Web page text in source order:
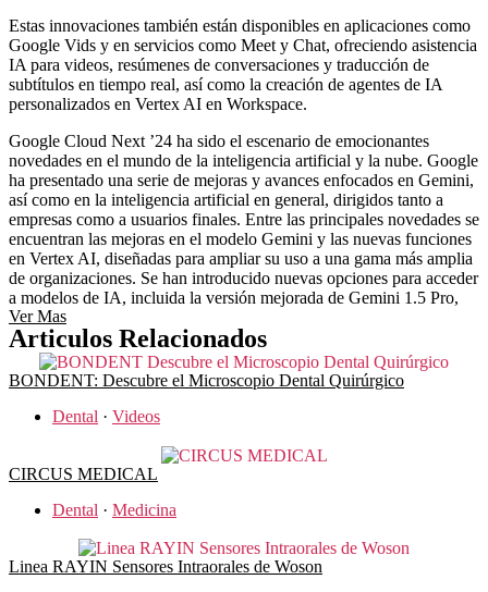
Estas innovaciones también están disponibles en aplicaciones como
Google Vids y en servicios como Meet y Chat, ofreciendo asistencia
IA para videos, resúmenes de conversaciones y traducción de
subtítulos en tiempo real, así como la creación de agentes de IA
personalizados en Vertex AI en Workspace.
Google Cloud Next ’24 ha sido el escenario de emocionantes
novedades en el mundo de la inteligencia artificial y la nube. Google
ha presentado una serie de mejoras y avances enfocados en Gemini,
así como en la inteligencia artificial en general, dirigidos tanto a
empresas como a usuarios finales. Entre las principales novedades se
encuentran las mejoras en el modelo Gemini y las nuevas funciones
en Vertex AI, diseñadas para ampliar su uso a una gama más amplia
de organizaciones. Se han introducido nuevas opciones para acceder
a modelos de IA, incluida la versión mejorada de Gemini 1.5 Pro,
Ver Mas
Articulos Relacionados
BONDENT: Descubre el Microscopio Dental Quirúrgico
Dental · Videos
CIRCUS MEDICAL
Dental · Medicina
Linea RAYIN Sensores Intraorales de Woson